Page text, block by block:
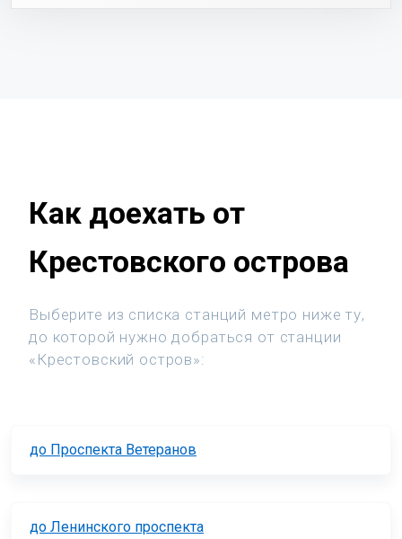
Как доехать от
Крестовского острова
Выберите из списка станций метро ниже ту,
до которой нужно добраться от станции
«Крестовский остров»:
до Проспекта Ветеранов
до Ленинского проспекта